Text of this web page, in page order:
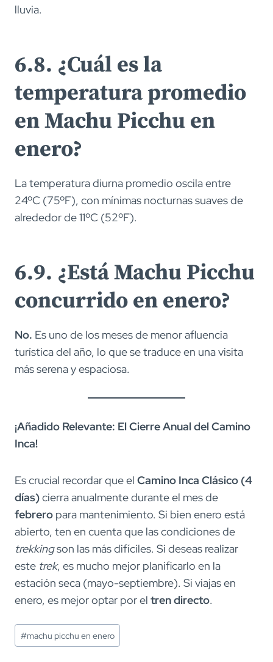
lluvia.
6.8. ¿Cuál es la
temperatura promedio
en Machu Picchu en
enero?
La temperatura diurna promedio oscila entre
24ºC (75ºF), con mínimas nocturnas suaves de
alrededor de 11ºC (52ºF).
6.9. ¿Está Machu Picchu
concurrido en enero?
No. Es uno de los meses de menor afluencia
turística del año, lo que se traduce en una visita
más serena y espaciosa.
¡Añadido Relevante: El Cierre Anual del Camino
Inca!
Es crucial recordar que el Camino Inca Clásico (4
días)cierra anualmente durante el mes de
febrero para mantenimiento. Si bien enero está
abierto, ten en cuenta que las condiciones de
trekkingson las más difíciles. Si deseas realizar
este trek, es mucho mejor planificarlo en la
estación seca (mayo-septiembre). Si viajas en
enero, es mejor optar por el tren directo.
Etiquetas
de
#machu picchu en enero